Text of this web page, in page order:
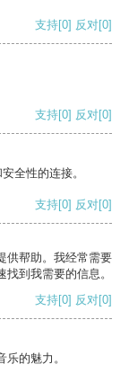
支持[0] 反对[0]
支持[0] 反对[0]
全性的连接。
支持[0] 反对[0]
供帮助。我经常需要
到我需要的信息。
支持[0] 反对[0]
的魅力。